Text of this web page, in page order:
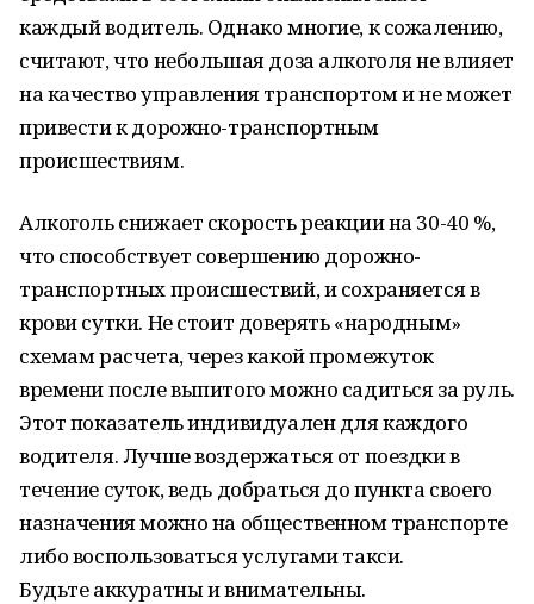
каждый водитель. Однако многие, к сожалению,
считают, что небольшая доза алкоголя не влияет
на качество управления транспортом и не может
привести к дорожно-транспортным
происшествиям.
Алкоголь снижает скорость реакции на 30-40 %,
что способствует совершению дорожно-
транспортных происшествий, и сохраняется в
крови сутки. Не стоит доверять «народным»
схемам расчета, через какой промежуток
времени после выпитого можно садиться за руль.
Этот показатель индивидуален для каждого
водителя. Лучше воздержаться от поездки в
течение суток, ведь добраться до пункта своего
назначения можно на общественном транспорте
либо воспользоваться услугами такси.
Будьте аккуратны и внимательны.